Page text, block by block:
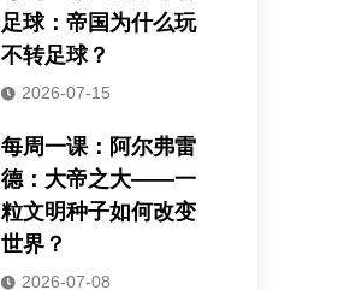
足球：帝国为什么玩
不转足球？
2026-07-15
每周一课：阿尔弗雷
德：大帝之大——一
粒文明种子如何改变
世界？
2026-07-08